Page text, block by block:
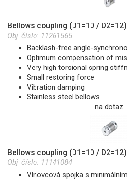
Bellows coupling (D1=10 / D2=12)
Obj. číslo: 11261565
Backlash-free angle-
Optimum compensation of
Very high torsional spring
Small restoring force
Vibration damping
Stainless steel bellows
na dotaz
Bellows coupling (D1=10 / D2=12)
Obj. číslo: 11141084
Vlnovcová spojka s